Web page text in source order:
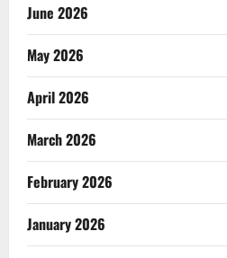
June 2026
May 2026
April 2026
March 2026
February 2026
January 2026